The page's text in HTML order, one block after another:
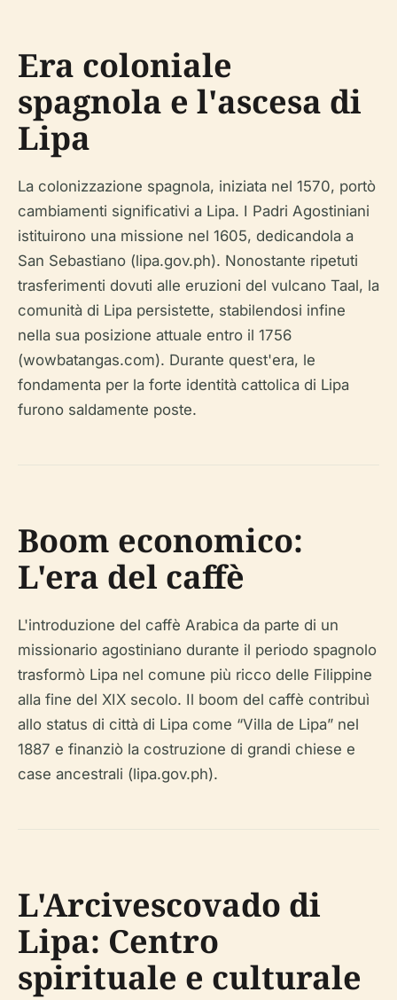
Era coloniale
spagnola e l'ascesa di
Lipa
La colonizzazione spagnola, iniziata nel 1570, portò
cambiamenti significativi a Lipa. I Padri Agostiniani
istituirono una missione nel 1605, dedicandola a
San Sebastiano (lipa.gov.ph). Nonostante ripetuti
trasferimenti dovuti alle eruzioni del vulcano Taal, la
comunità di Lipa persistette, stabilendosi infine
nella sua posizione attuale entro il 1756
(wowbatangas.com). Durante quest'era, le
fondamenta per la forte identità cattolica di Lipa
furono saldamente poste.
Boom economico:
L'era del caffè
L'introduzione del caffè Arabica da parte di un
missionario agostiniano durante il periodo spagnolo
trasformò Lipa nel comune più ricco delle Filippine
alla fine del XIX secolo. Il boom del caffè contribuì
allo status di città di Lipa come “Villa de Lipa” nel
1887 e finanziò la costruzione di grandi chiese e
case ancestrali (lipa.gov.ph).
L'Arcivescovado di
Lipa: Centro
spirituale e culturale